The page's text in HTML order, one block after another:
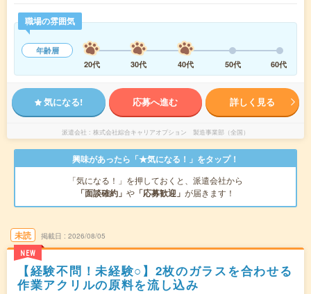
職場の雰囲気
年齢層
20代
30代 40代 50代 60代
気になる! 応募へ進む 詳しく見る
派遣会社 株式会社綜合キャリアオプション 製造事業部（全国）
興味があったら「★気になる！」をタップ！
「気になる！」を押しておくと、派遣会社から
「面談確約」 や 「応募歓迎」 が届きます！
未読
NEW
掲載日 2026/08/05
【経験不問！未経験○】2枚のガラスを合わせる
作業アクリルの原料を流し込み